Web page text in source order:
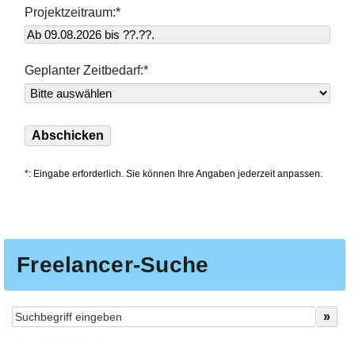
Freelancer-Suche
Projektzeitraum:*
Geplanter Zeitbedarf:*
*: Eingabe erforderlich. Sie können Ihre Angaben jederzeit anpassen.